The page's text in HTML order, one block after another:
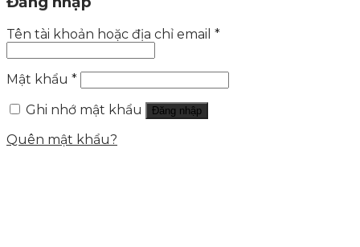
Tên tài khoản hoặc địa chỉ email *
Mật khẩu *
Ghi nhớ mật khẩu
Đăng nhập
Quên mật khẩu?